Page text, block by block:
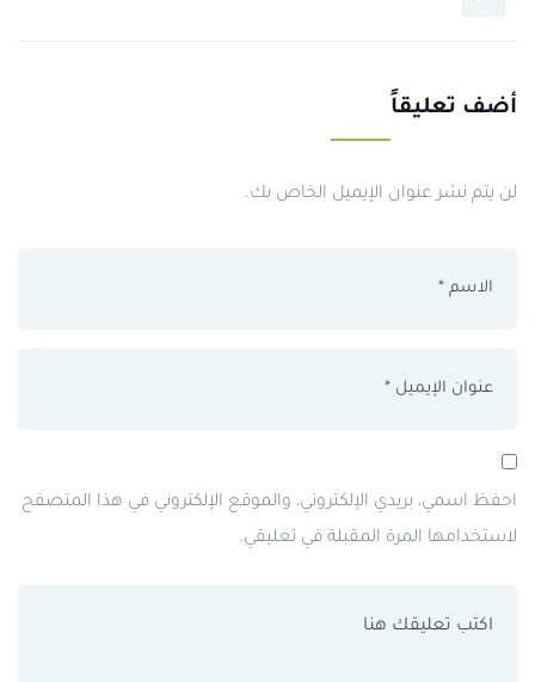
أضف تعليقاً
لن يتم نشر عنوان الإيميل الخاص بك.
احفظ اسمي، بريدي الإلكتروني، والموقع الإلكتروني في هذا المتصفح
لاستخدامها المرة المقبلة في تعليقي.